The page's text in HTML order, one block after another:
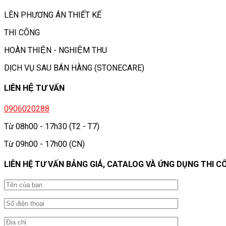
LÊN PHƯƠNG ÁN THIẾT KẾ
THI CÔNG
HOÀN THIỆN - NGHIỆM THU
DỊCH VỤ SAU BÁN HÀNG (STONECARE)
LIÊN HỆ TƯ VẤN
0906020288
Từ 08h00 - 17h30 (T2 - T7)
Từ 09h00 - 17h00 (CN)
LIÊN HỆ TƯ VẤN BẢNG GIÁ, CATALOG VÀ ỨNG DỤNG THI